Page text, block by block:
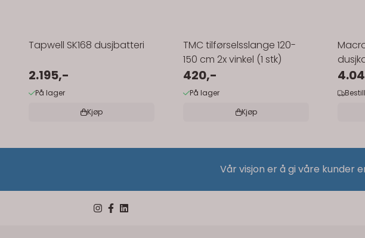
Tapwell SK168 dusjbatteri
2.195,-
På lager
Kjøp
TMC tilførselsslange 120-
150 cm 2x vinkel (1 stk)
420,-
På lager
Kjøp
Vår visjon er å gi våre kunder